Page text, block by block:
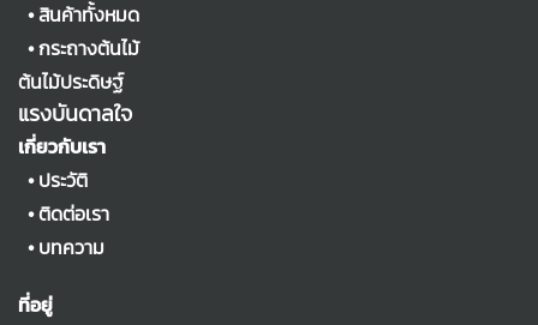
•สินค้าทั้งหมด
•กระถางต้นไม้
ต้นไม้ประดิษฐ์
แรงบันดาลใจ
เกี่ยวกับเรา
•ประวัติ
•ติดต่อเรา
•บทความ
ที่อยู่